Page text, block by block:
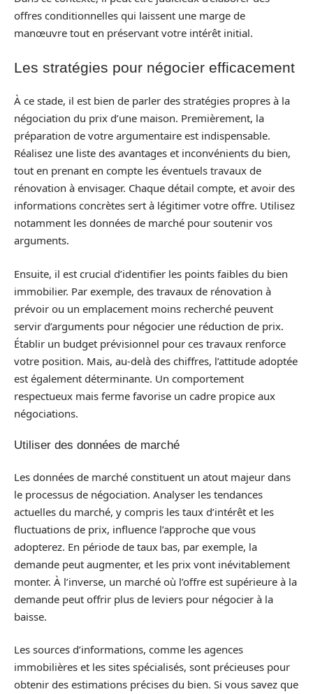
offres conditionnelles qui laissent une marge de
manœuvre tout en préservant votre intérêt initial.
Les stratégies pour négocier efficacement
À ce stade, il est bien de parler des stratégies propres à la
négociation du prix d’une maison. Premièrement, la
préparation de votre argumentaire est indispensable.
Réalisez une liste des avantages et inconvénients du bien,
tout en prenant en compte les éventuels travaux de
rénovation à envisager. Chaque détail compte, et avoir des
informations concrètes sert à légitimer votre offre. Utilisez
notamment les données de marché pour soutenir vos
arguments.
Ensuite, il est crucial d’identifier les points faibles du bien
immobilier. Par exemple, des travaux de rénovation à
prévoir ou un emplacement moins recherché peuvent
servir d’arguments pour négocier une réduction de prix.
Établir un budget prévisionnel pour ces travaux renforce
votre position. Mais, au-delà des chiffres, l’attitude adoptée
est également déterminante. Un comportement
respectueux mais ferme favorise un cadre propice aux
négociations.
Utiliser des données de marché
Les données de marché constituent un atout majeur dans
le processus de négociation. Analyser les tendances
actuelles du marché, y compris les taux d’intérêt et les
fluctuations de prix, influence l’approche que vous
adopterez. En période de taux bas, par exemple, la
demande peut augmenter, et les prix vont inévitablement
monter. À l’inverse, un marché où l’offre est supérieure à la
demande peut offrir plus de leviers pour négocier à la
baisse.
Les sources d’informations, comme les agences
immobilières et les sites spécialisés, sont précieuses pour
obtenir des estimations précises du bien. Si vous savez que